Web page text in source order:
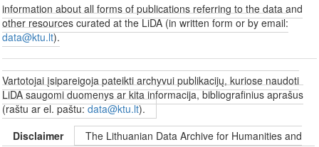
information about all forms of publications referring to the data and
other resources curated at the LiDA (in written form or by email:
data@ktu.lt).
Vartotojai įsipareigoja pateikti archyvui publikacijų, kuriose naudoti
LiDA saugomi duomenys ar kita informacija, bibliografinius aprašus
(raštu ar el. paštu:data@ktu.lt).
Disclaimer
The Lithuanian Data Archive for Humanities and